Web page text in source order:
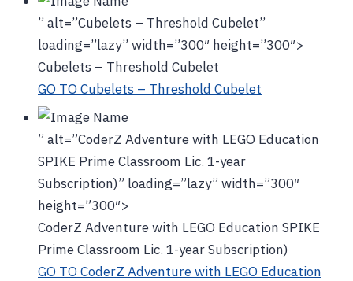
” alt=”Cubelets – Threshold Cubelet”
loading=”lazy” width=”300″ height=”300″>
Cubelets – Threshold Cubelet
GO TO Cubelets – Threshold Cubelet
” alt=”CoderZ Adventure with LEGO Education
SPIKE Prime Classroom Lic. 1-year
Subscription)” loading=”lazy” width=”300″
height=”300″>
CoderZ Adventure with LEGO Education SPIKE
Prime Classroom Lic. 1-year Subscription)
GO TO CoderZ Adventure with LEGO Education